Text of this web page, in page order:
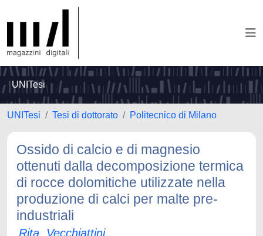
UNITesi
UNITesi Tesi di dottorato Politecnico di Milano
Ossido di calcio e di magnesio
ottenuti dalla decomposizione termica
di rocce dolomitiche utilizzate nella
produzione di calci per malte pre-
industriali
Rita, Vecchiattini